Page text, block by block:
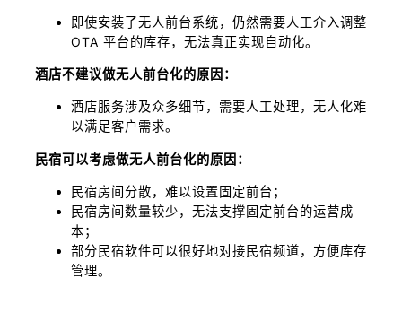
即使安装了无人前台系统，仍然需要人工介入调整
OTA 平台的库存，无法真正实现自动化。
酒店不建议做无人前台化的原因：
酒店服务涉及众多细节，需要人工处理，无人化难
以满足客户需求。
民宿可以考虑做无人前台化的原因：
民宿房间分散，难以设置固定前台；
民宿房间数量较少，无法支撑固定前台的运营成
本；
部分民宿软件可以很好地对接民宿频道，方便库存
管理。